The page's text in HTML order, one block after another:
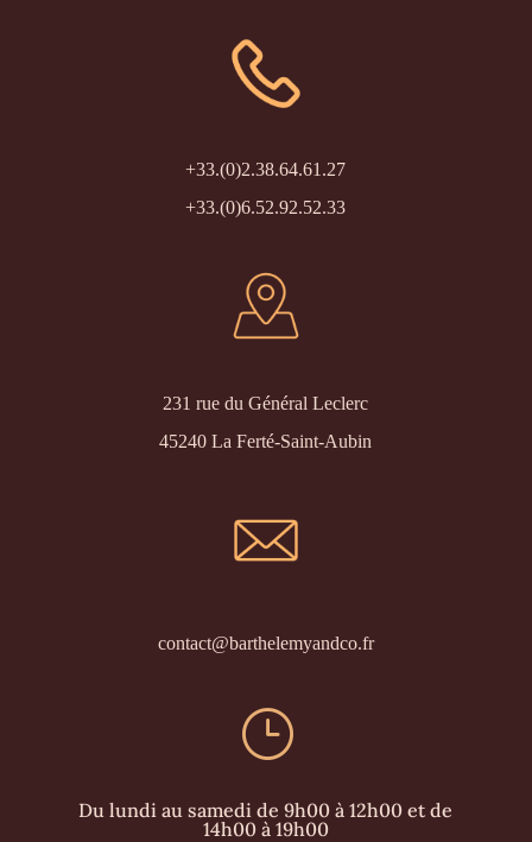
+33.(0)2.38.64.61.27
+33.(0)6.52.92.52.33
231 rue du Général Leclerc
45240 La Ferté-Saint-Aubin
contact@barthelemyandco.fr
}
Du lundi au samedi de 9h00 à 12h00 et de
14h00 à 19h00